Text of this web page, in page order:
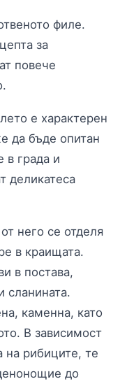
филе.
за
повече
е характерен
да бъде опитан
в града и
деликатеса
него се отделя
в краищата.
в постава,
сланината.
каменна, като
В зависимост
на рибиците, те
до